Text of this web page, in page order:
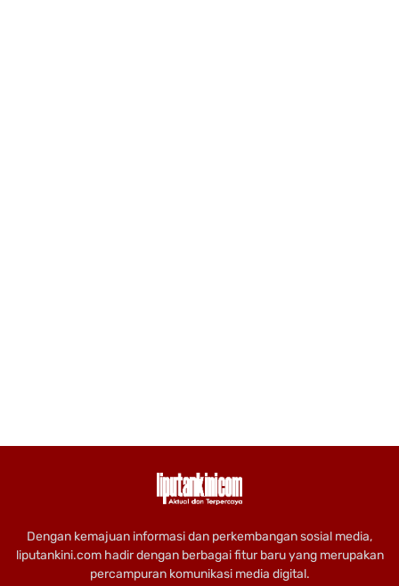
Dengan kemajuan informasi dan perkembangan sosial media,
liputankini.com hadir dengan berbagai fitur baru yang merupakan
percampuran komunikasi media digital.